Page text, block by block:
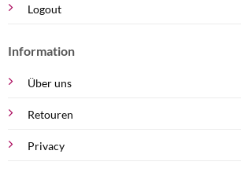
Logout
Information
Über uns
Retouren
Privacy